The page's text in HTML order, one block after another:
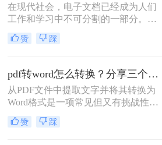
在现代社会，电子文档已经成为人们
工作和学习中不可分割的一部分。有
时我们可能会在电脑中收到一些重要
的PDF文件，但由于一些需要进行编
其转换成Word格式。本文将详细介绍
电脑pdf如何转换成word格式。​
赞 踩
pdf转word怎么转换？分享三个简单的方法！
从PDF文件中提取文字并将其转换为
Word格式是一项常见但又有挑战性的
任务。无论是为了编辑、复制或者重
新格式化内容，将PDF转为Word可以
赞 踩